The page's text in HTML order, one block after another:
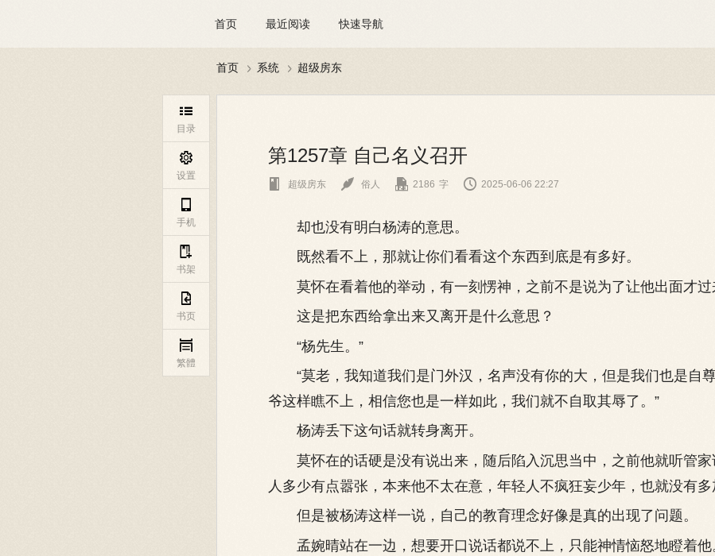
首页 最近阅读 快速导航
首页  系统  超级房东
第1257章 自己名义召开
 超级房东  俗人  2186 字  2025-06-06 22:27
却也没有明白杨涛的意思。
既然看不上，那就让你们看看这个东西到底是有多好。
莫怀在看着他的举动，有一刻愣神，之前不是说为了让他出面才过
这是把东西给拿出来又离开是什么意思？
“杨先生。”
“莫老，我知道我们是门外汉，名声没有你的大，但是我们也是自
爷这样瞧不上，相信您也是一样如此，我们就不自取其辱了。”
杨涛丢下这句话就转身离开。
莫怀在的话硬是没有说出来，随后陷入沉思当中，之前他就听管家
人多少有点嚣张，本来他不太在意，年轻人不疯狂妄少年，也就没有多
但是被杨涛这样一说，自己的教育理念好像是真的出现了问题。
孟婉晴站在一边，想要开口说话都说不上，只能神情恼怒地瞪着他

目录

设置
手机

书架

书页

繁體